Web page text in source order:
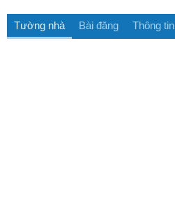
Tường nhà Bài đăng Thông tin